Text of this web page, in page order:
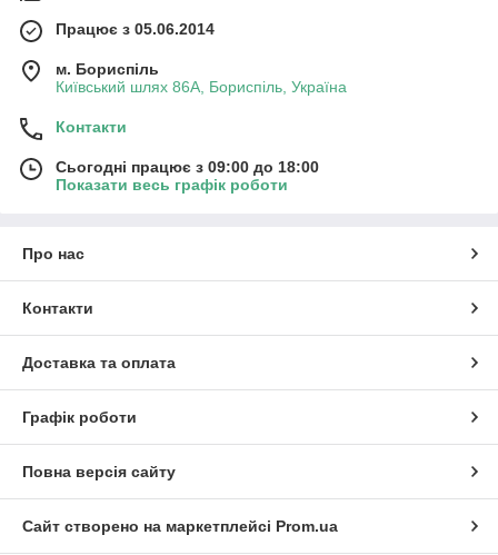
Працює з 05.06.2014
м. Бориспіль
Київський шлях 86А, Бориспіль, Україна
Контакти
Сьогодні працює з 09:00 до 18:00
Показати весь графік роботи
Про нас
Контакти
Доставка та оплата
Графік роботи
Повна версія сайту
Сайт створено на маркетплейсі Prom.ua